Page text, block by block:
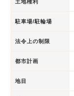
土地権利
駐車場/駐輪場
法令上の制限
都市計画
地目